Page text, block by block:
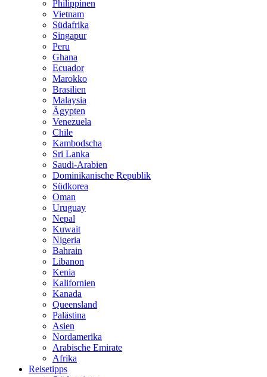
Philippinen
Vietnam
Südafrika
Singapur
Peru
Ghana
Ecuador
Marokko
Brasilien
Malaysia
Ägypten
Venezuela
Chile
Kambodscha
Sri Lanka
Saudi-Arabien
Dominikanische Republik
Südkorea
Oman
Uruguay
Nepal
Kuwait
Nigeria
Bahrain
Libanon
Kenia
Kalifornien
Kanada
Queensland
Palästina
Asien
Nordamerika
Arabische Emirate
Afrika
Reisetipps